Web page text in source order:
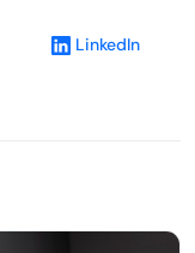
LinkedIn